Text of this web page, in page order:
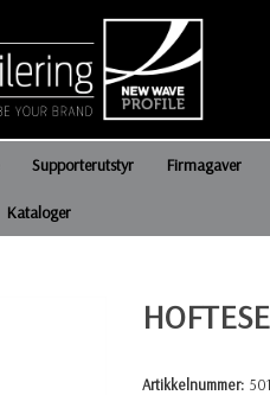
Supporterutstyr Firmagaver
Kataloger
Artikkelnummer: